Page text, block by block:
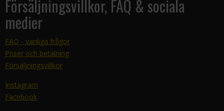
Försäljningsvillkor, FAQ & sociala
medier
FAQ - vanliga frågor
Priser och betalning
Försäljningsvillkor
Instagram
Facebook